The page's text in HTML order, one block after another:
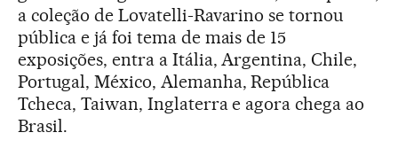
a coleção de Lovatelli-Ravarino se tornou
pública e já foi tema de mais de 15
exposições, entra a Itália, Argentina, Chile,
Portugal, México, Alemanha, República
Tcheca, Taiwan, Inglaterra e agora chega ao
Brasil.